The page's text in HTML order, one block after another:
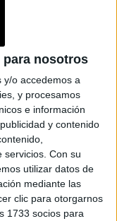
nosotros
y/o accedemos a
y procesamos
e información
y contenido
Con su
utilizar datos de
mediante las
clic para otorgarnos
1733 socios para